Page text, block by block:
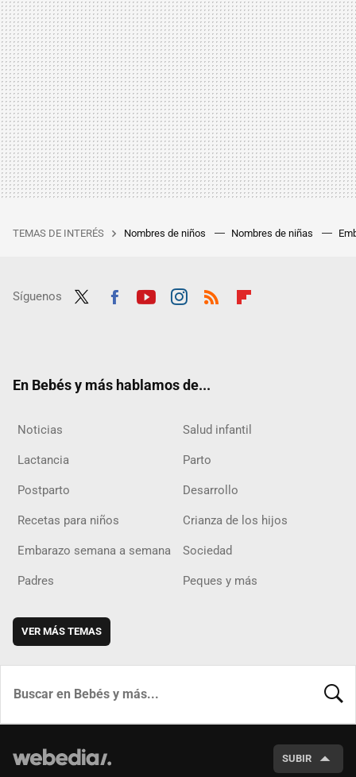
TEMAS DE INTERÉS Nombres de niños Nombres de niñas
Síguenos
En Bebés y más hablamos de...
Noticias Salud infantil
Lactancia Parto
Postparto Desarrollo
Recetas para niños Crianza de los hijos
Embarazo semana a semana Sociedad
Padres Peques y más
VER MÁS TEMAS
SUBIR